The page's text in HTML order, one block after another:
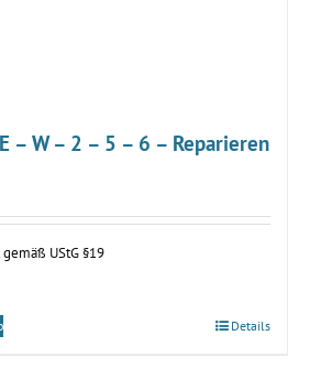
– W – 2 – 5 – 6 – Reparieren
UStG §19
Details